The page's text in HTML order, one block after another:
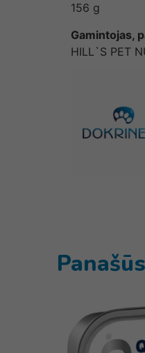
156 g
Gamintojas,
HILL`S PET